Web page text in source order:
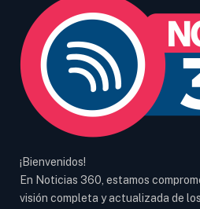
¡Bienvenidos!
En Noticias 360, estamos
visión completa y actualizada de